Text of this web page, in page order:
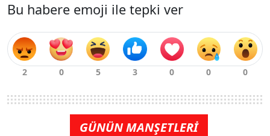
Bu habere emoji ile tepki ver
GÜNÜN MANŞETLERİ